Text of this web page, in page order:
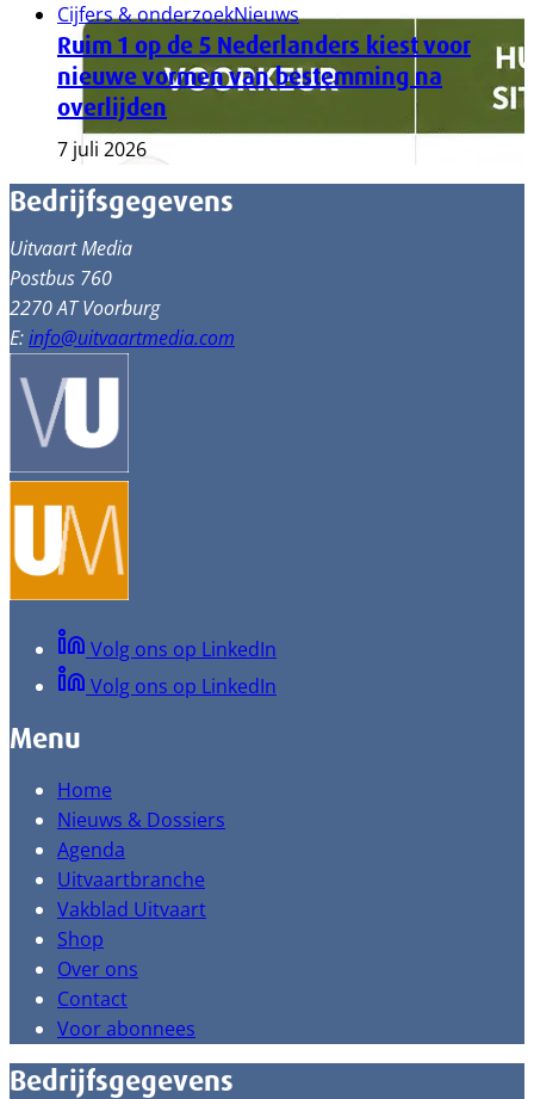
Cijfers & onderzoekNieuws
Ruim 1 op de 5 Nederlanders kiest voor
nieuwe vormen van bestemming na
overlijden
7 juli 2026
Bedrijfsgegevens
Uitvaart Media
Postbus 760
2270 AT Voorburg
E:info@uitvaartmedia.com
Volg ons op LinkedIn
Volg ons op LinkedIn
Menu
Home
Nieuws & Dossiers
Agenda
Uitvaartbranche
Vakblad Uitvaart
Shop
Over ons
Contact
Voor abonnees
Bedrijfsgegevens